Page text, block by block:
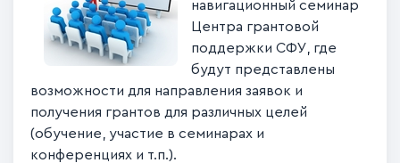
навигационный семинар
Центра грантовой
поддержки СФУ, где
будут представлены
возможности для направления заявок и
получения грантов для различных целей
(обучение, участие в семинарах и
конференциях и т.п.).